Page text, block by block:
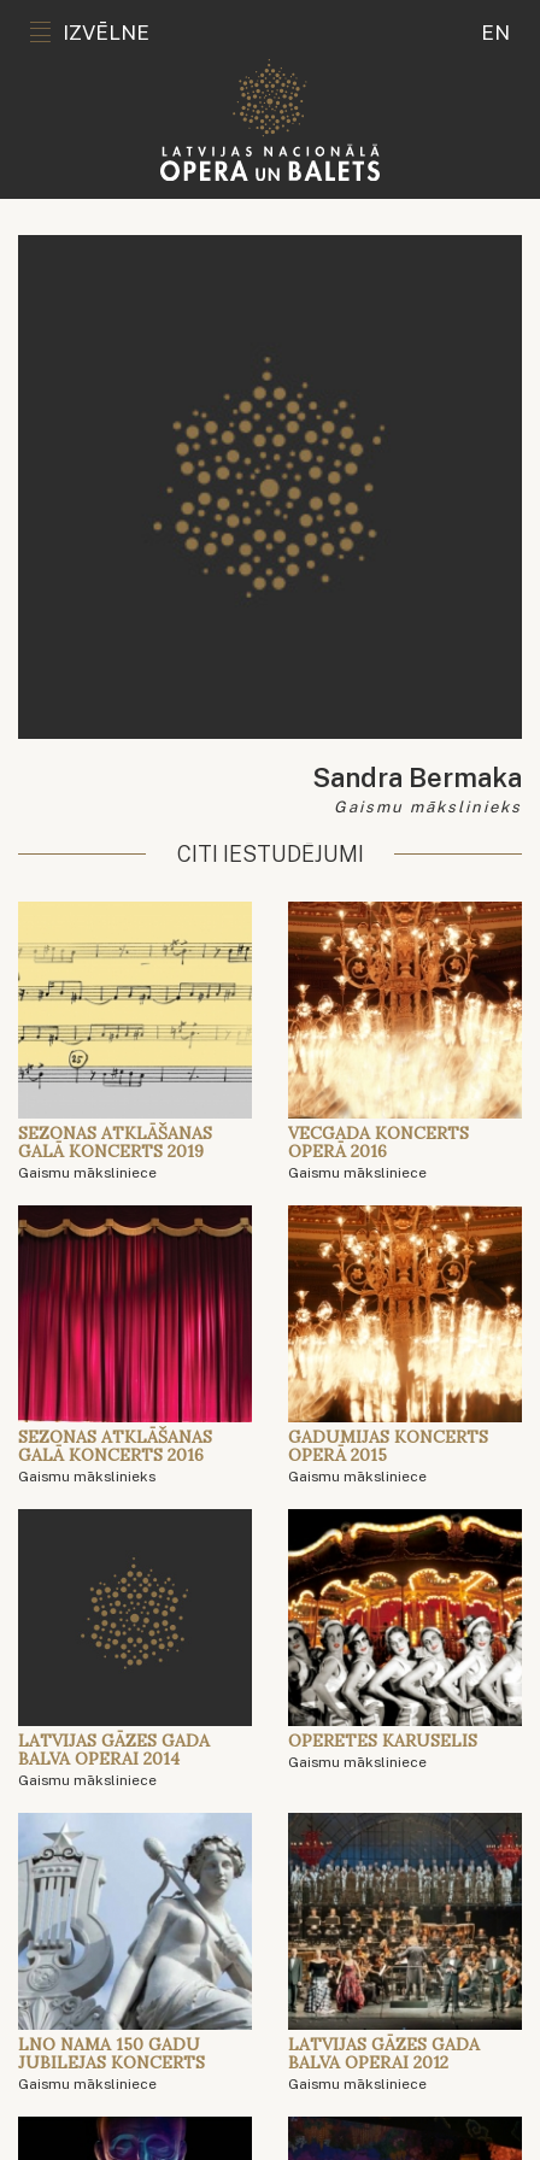
IZVĒLNE EN
Sandra Bermaka
Gaismu mākslinieks
CITI IESTUDĒJUMI
SEZONAS ATKLĀŠANAS
GALĀ KONCERTS 2019
Gaismu māksliniece
VECGADA KONCERTS
OPERĀ 2016
Gaismu māksliniece
SEZONAS ATKLĀŠANAS
GALĀ KONCERTS 2016
Gaismu mākslinieks
GADUMIJAS KONCERTS
OPERĀ 2015
Gaismu māksliniece
LATVIJAS GĀZES GADA
BALVA OPERAI 2014
Gaismu māksliniece
OPERETES KARUSELIS
Gaismu māksliniece
LNO NAMA 150 GADU
JUBILEJAS KONCERTS
Gaismu māksliniece
LATVIJAS GĀZES GADA
BALVA OPERAI 2012
Gaismu māksliniece